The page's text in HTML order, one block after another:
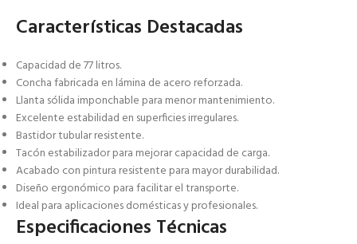
Características Destacadas
Capacidad de 77 litros.
Concha fabricada en lámina de acero reforzada.
Llanta sólida imponchable para menor mantenimiento.
Excelente estabilidad en superficies irregulares.
Bastidor tubular resistente.
Tacón estabilizador para mejorar capacidad de carga.
Acabado con pintura resistente para mayor durabilidad.
Diseño ergonómico para facilitar el transporte.
Ideal para aplicaciones domésticas y profesionales.
Especificaciones Técnicas